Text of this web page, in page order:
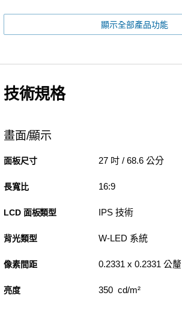
顯示全部產品功能
技術規格
畫面/顯示
面板尺寸 27 吋 / 68.6 公分
長寬比 16:9
LCD 面板類型 IPS 技術
背光類型 W-LED 系統
像素間距 0.2331 x 0.2331 公釐
亮度 350 cd/m²